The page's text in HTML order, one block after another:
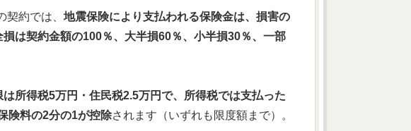
契約では、 地震保険により支払われる保険金は、損害の
は契約金額の100％、大半損60％、小半損30％、一部
所得税5万円・住民税2.5万円で、所得税では支払った
険料の2分の1が控除されます（いずれも限度額まで）。